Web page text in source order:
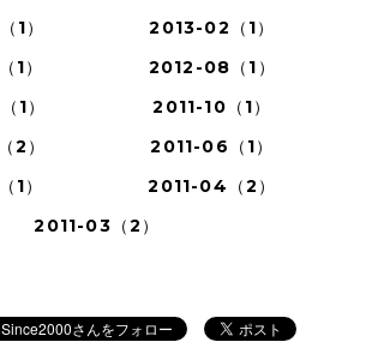
1）
2013-02（1）
1）
2012-08（1）
1）
2011-10（1）
2）
2011-06（1）
1）
2011-04（2）
2011-03（2）